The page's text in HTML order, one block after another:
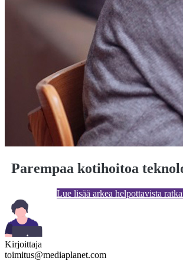
Parempaa kotihoitoa
Lue lisää arkea helpottavista
Kirjoittaja
toimitus@mediaplanet.com